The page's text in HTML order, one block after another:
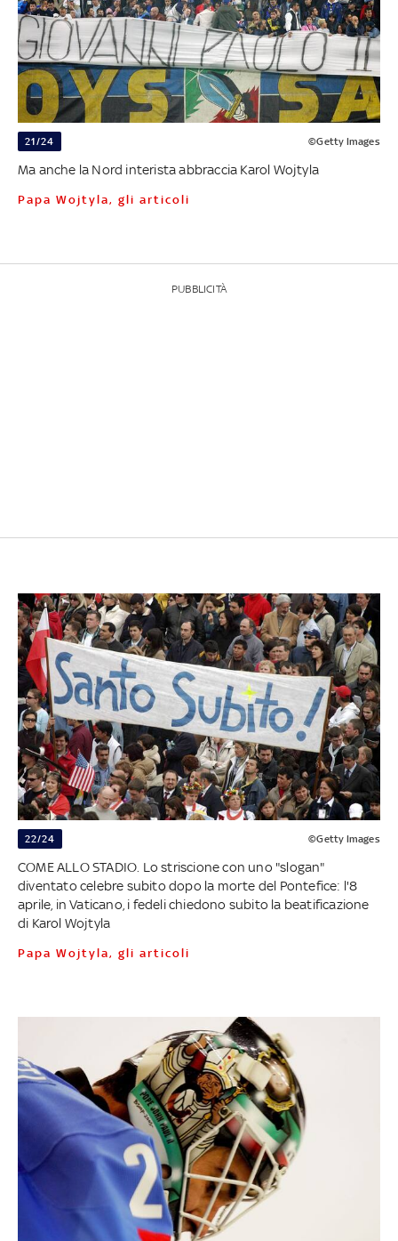
21/24 ©Getty Images
Ma anche la Nord interista abbraccia Karol Wojtyla
Papa Wojtyla, gli articoli
PUBBLICITÀ
22/24 ©Getty Images
COME ALLO STADIO. Lo striscione con uno "slogan"
diventato celebre subito dopo la morte del Pontefice: l'8
aprile, in Vaticano, i fedeli chiedono subito la beatificazione
di Karol Wojtyla
Papa Wojtyla, gli articoli